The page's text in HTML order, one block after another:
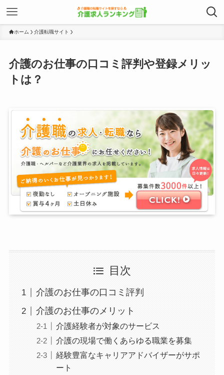
ホーム 介護転職サイト
介護のお仕事の口コミ評判や登録メリッ
トは？
目次
介護のお仕事の口コミ評判
介護のお仕事のメリット
介護経験者が対象のサービス
介護の現場で働くあらゆる職業を募集
経験豊富なキャリアアドバイザーがサポ
ート